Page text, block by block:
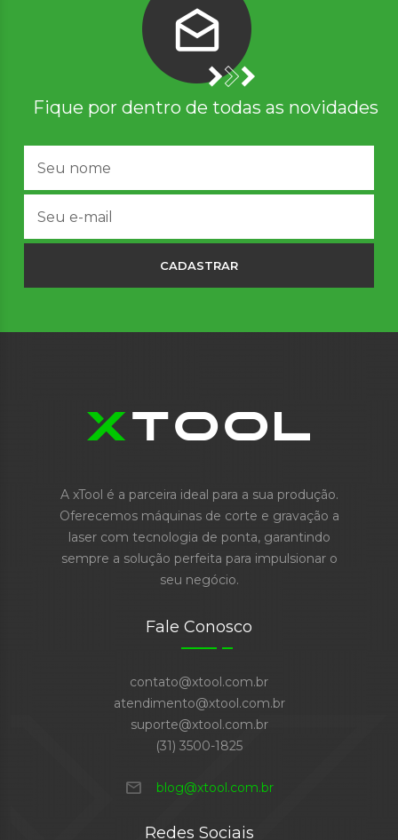
Fique por dentro de todas as novidades
CADASTRAR
A xTool é a parceira ideal para a sua produção.
Oferecemos máquinas de corte e gravação a
laser com tecnologia de ponta, garantindo
sempre a solução perfeita para impulsionar o
seu negócio.
Fale Conosco
contato@xtool.com.br
atendimento@xtool.com.br
suporte@xtool.com.br
(31) 3500-1825
mail blog@xtool.com.br
Redes Sociais